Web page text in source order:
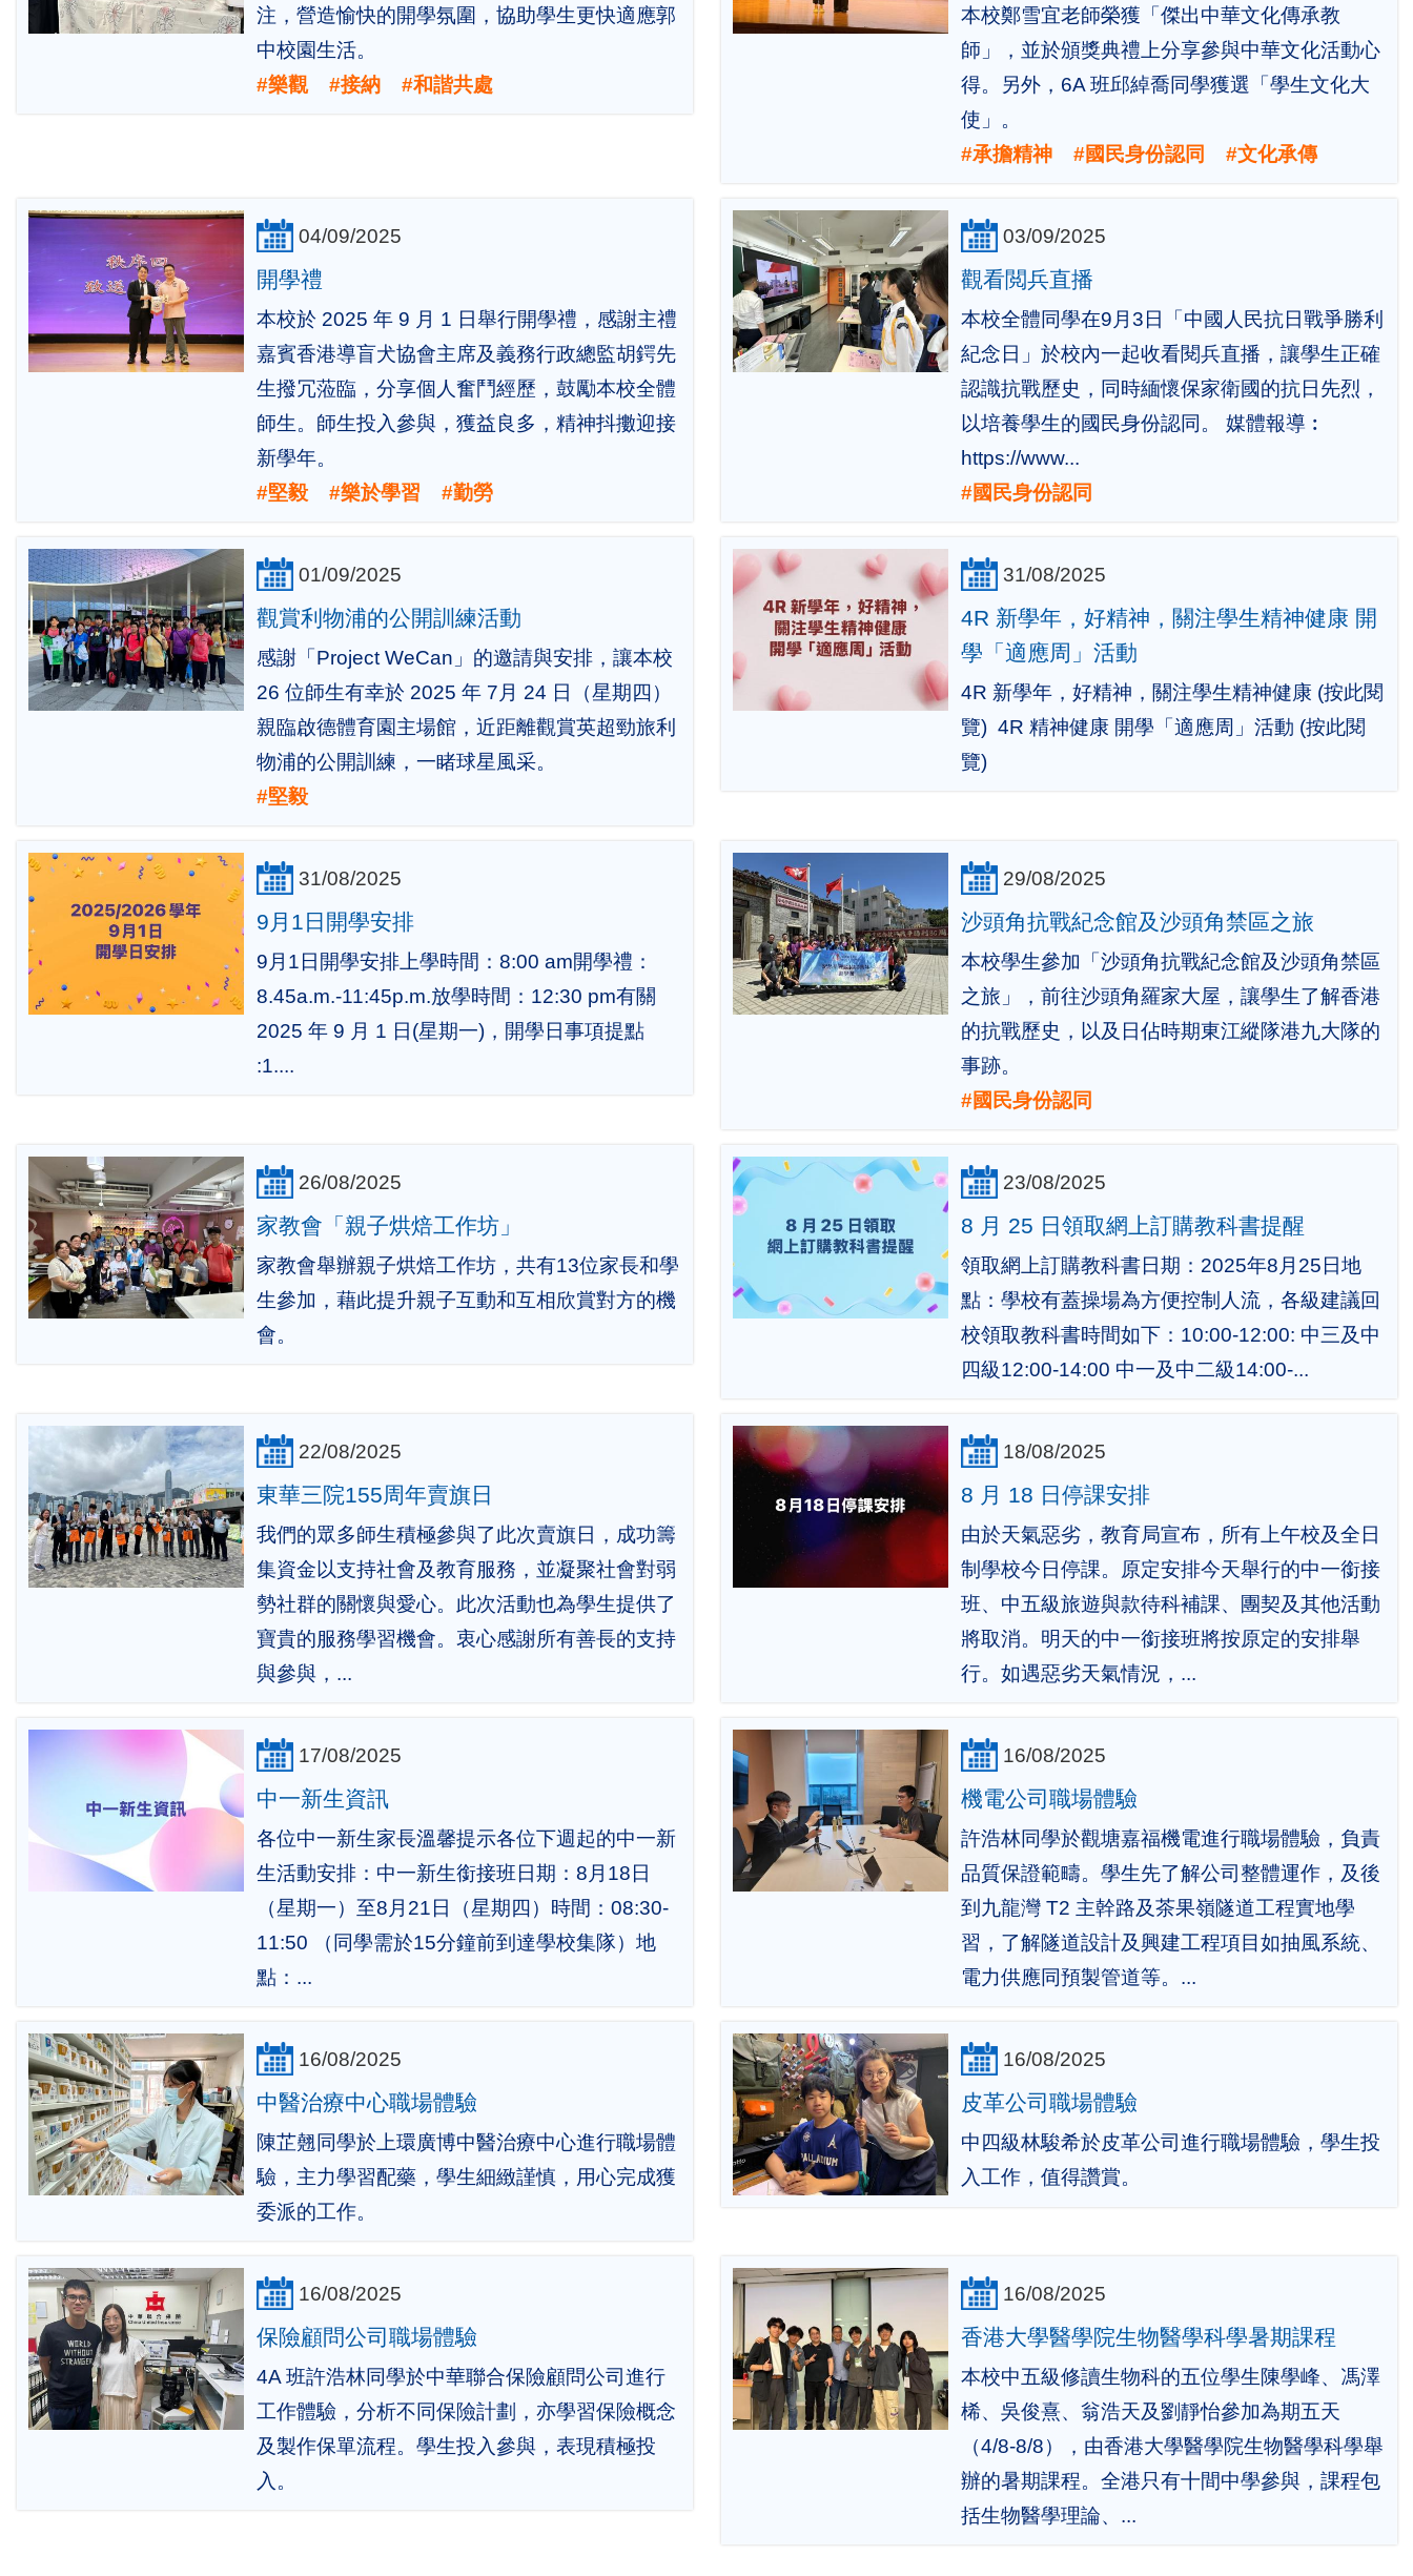
注，營造愉快的開學氛圍，協助學生更快適應郭
中校園生活。
#樂觀 #接納
#和諧共處
本校鄭雪宜老師榮獲「傑出中華文化傳承教
師」，並於頒獎典禮上分享參與中華文化活動心
得。另外，6A 班邱綽喬同學獲選「學生文化大
使」。
#承擔精神 #國⺠⾝份認同 #文化承傳
04/09/2025
開學禮
本校於 2025 年 9 月 1 日舉行開學禮，感謝主禮
嘉賓香港導盲犬協會主席及義務行政總監胡鍔先
生撥冗蒞臨，分享個人奮鬥經歷，鼓勵本校全體
師生。師生投入參與，獲益良多，精神抖擻迎接
新學年。
#堅毅 #樂於學習 #勤勞
03/09/2025
觀看閲兵直播
本校全體同學在9月3日「中國人民抗日戰爭勝利
紀念日」於校內一起收看閱兵直播，讓學生正確
認識抗戰歷史，同時緬懷保家衛國的抗日先烈，
以培養學生的國民身份認同。 媒體報導︰
https://www...
#國民身份認同
01/09/2025
觀賞利物浦的公開訓練活動
感謝「Project WeCan」的邀請與安排，讓本校
26 位師生有幸於 2025 年 7月 24 日（星期四）
親臨啟德體育園主場館，近距離觀賞英超勁旅利
物浦的公開訓練，一睹球星風采。
#堅毅
31/08/2025
4R 新學年，好精神，關注學生精神健康 開
學「適應周」活動
4R 新學年，好精神，關注學生精神健康 (按此閱
覽) 4R 精神健康 開學「適應周」活動 (按此閱
覽)
31/08/2025
9月1日開學安排
9月1日開學安排上學時間：8:00 am開學禮：
8.45a.m.-11:45p.m.放學時間：12:30 pm有關
2025 年 9 月 1 日(星期一)，開學日事項提點
:1....
29/08/2025
沙頭角抗戰紀念館及沙頭角禁區之旅
本校學生參加「沙頭角抗戰紀念館及沙頭角禁區
之旅」，前往沙頭角羅家大屋，讓學生了解香港
的抗戰歷史，以及日佔時期東江縱隊港九大隊的
事跡。
#國民身份認同
26/08/2025
家教會「親子烘焙工作坊」
家教會舉辦親子烘焙工作坊，共有13位家長和學
生參加，藉此提升親子互動和互相欣賞對方的機
會。
23/08/2025
8 月 25 日領取網上訂購教科書提醒
領取網上訂購教科書日期：2025年8月25日地
點：學校有蓋操場為方便控制人流，各級建議回
校領取教科書時間如下：10:00-12:00: 中三及中
四級12:00-14:00 中一及中二級14:00-...
22/08/2025
東華三院155周年賣旗日
我們的眾多師生積極參與了此次賣旗日，成功籌
集資金以支持社會及教育服務，並凝聚社會對弱
勢社群的關懷與愛心。此次活動也為學生提供了
寶貴的服務學習機會。衷心感謝所有善長的支持
與參與，...
18/08/2025
8 月 18 日停課安排
由於天氣惡劣，教育局宣布，所有上午校及全日
制學校今日停課。原定安排今天舉行的中一銜接
班、中五級旅遊與款待科補課、團契及其他活動
將取消。明天的中一銜接班將按原定的安排舉
行。如遇惡劣天氣情況，...
17/08/2025
中一新生資訊
各位中一新生家長溫馨提示各位下週起的中一新
生活動安排：中一新生銜接班日期：8月18日
（星期一）至8月21日（星期四）時間：08:30-
11:50 （同學需於15分鐘前到達學校集隊）地
點：...
16/08/2025
機電公司職場體驗
許浩林同學於觀塘嘉福機電進行職場體驗，負責
品質保證範疇。學生先了解公司整體運作，及後
到九龍灣 T2 主幹路及茶果嶺隧道工程實地學
習，了解隧道設計及興建工程項目如抽風系統、
電力供應同預製管道等。...
16/08/2025
中醫治療中心職場體驗
陳芷翹同學於上環廣博中醫治療中心進行職場體
驗，主力學習配藥，學生細緻謹慎，用心完成獲
委派的工作。
16/08/2025
皮革公司職場體驗
中四級林駿希於皮革公司進行職場體驗，學生投
入工作，值得讚賞。
16/08/2025
保險顧問公司職場體驗
4A 班許浩林同學於中華聯合保險顧問公司進行
工作體驗，分析不同保險計劃，亦學習保險概念
及製作保單流程。學生投入參與，表現積極投
入。
16/08/2025
香港大學醫學院生物醫學科學暑期課程
本校中五級修讀生物科的五位學生陳學峰、馮澤
桸、吳俊熹、翁浩天及劉靜怡參加為期五天
（4/8-8/8），由香港大學醫學院生物醫學科學舉
辦的暑期課程。全港只有十間中學參與，課程包
括生物醫學理論、...